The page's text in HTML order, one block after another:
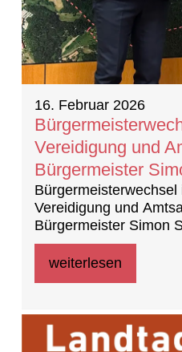
16. Februar 2026
Vereidigung und
Bürgermeister
Vereidigung und
Bürgermeister Simon
weiterlesen